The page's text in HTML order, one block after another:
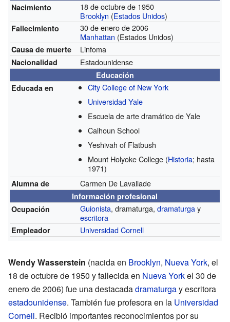
Nacimiento
18 de octubre de 1950
Brooklyn (Estados Unidos)
Fallecimiento
30 de enero de 2006
Manhattan (Estados Unidos)
Causa de muerte Linfoma
Nacionalidad Estadounidense
Educación
Educada en
City College of New York
Universidad Yale
Escuela de arte dramático de Yale
Calhoun School
Yeshivah of Flatbush
Mount Holyoke College (Historia; hasta
1971)
Alumna de Carmen De Lavallade
Información profesional
Ocupación
Guionista, dramaturga,dramaturgay
escritora
Empleador Universidad Cornell
Wendy Wasserstein (nacida en Brooklyn, Nueva York, el
18 de octubre de 1950 y fallecida en Nueva Yorkel 30 de
enero de 2006) fue una destacadadramaturgay escritora
estadounidense. También fue profesora en la Universidad
Cornell. Recibió importantes reconocimientos por su